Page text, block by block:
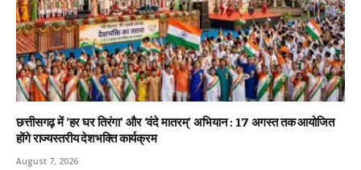
छत्तीसगढ़ में ‘हर घर तिरंगा’ और ‘वंदे मातरम्’ अभियान : 17 अगस्त तक आयोजित
होंगे राज्यस्तरीय देशभक्ति कार्यक्रम
August 7, 2026